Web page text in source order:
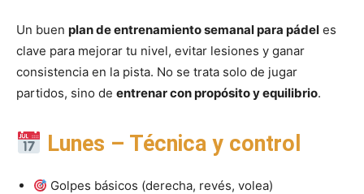
Un buen plan de entrenamiento semanal para pádel es
clave para mejorar tu nivel, evitar lesiones y ganar
consistencia en la pista. No se trata solo de jugar
partidos, sino de entrenar con propósito y equilibrio.
Lunes – Técnica y control
Golpes básicos (derecha, revés, volea)